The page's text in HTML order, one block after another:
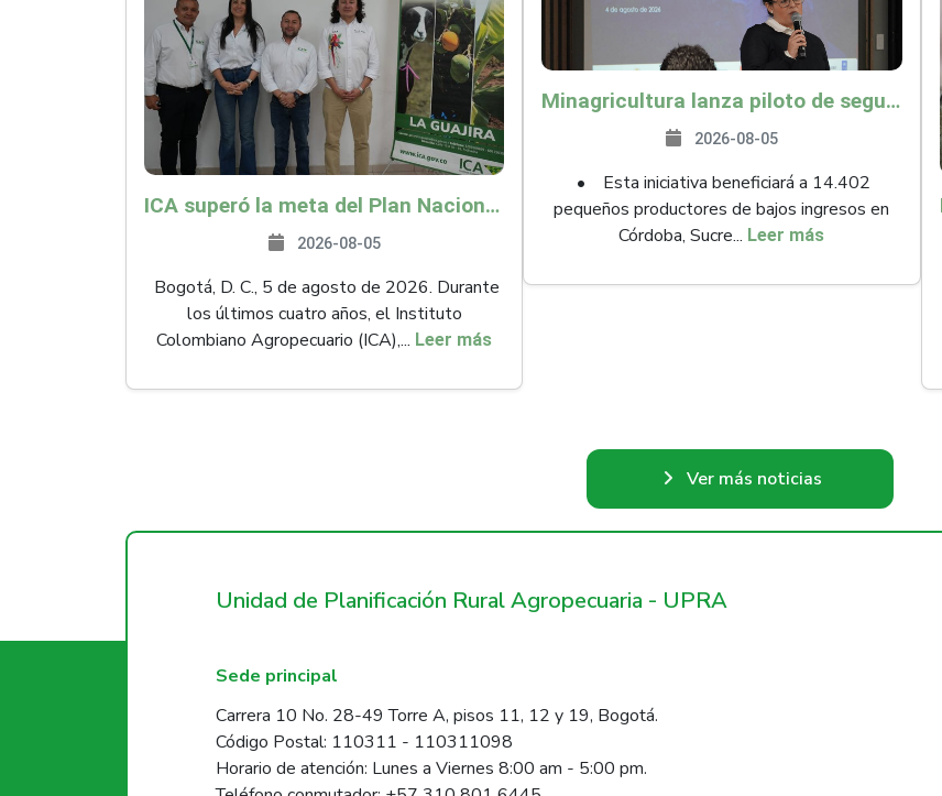
ICA superó la meta del Plan Nacional de Desarrollo y abrió 61 mercados internacionales
2026-08-05
Bogotá, D. C., 5 de agosto de 2026. Durante
los últimos cuatro años, el Instituto
Colombiano Agropecuario (ICA),... Leer más
Minagricultura lanza piloto de seguro agropecuario por $9.625 millones para proteger a más de 14.000 pequeños productores contra riesgos del Fenómeno de El Niño
2026-08-05
• Esta iniciativa beneficiará a 14.402
pequeños productores de bajos ingresos en
Córdoba, Sucre... Leer más
Ver más noticias
Unidad de Planificación Rural Agropecuaria - UPRA
Sede principal
Carrera 10 No. 28-49 Torre A, pisos 11, 12 y 19, Bogotá.
Código Postal: 110311 - 110311098
Horario de atención: Lunes a Viernes 8:00 am - 5:00 pm.